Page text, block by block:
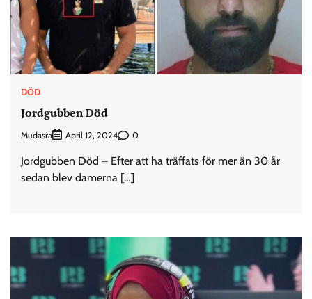
DÖD
Jordgubben Död
Mudasra April 12, 2024 0
Jordgubben Död – Efter att ha träffats för mer än 30 år
sedan blev damerna […]